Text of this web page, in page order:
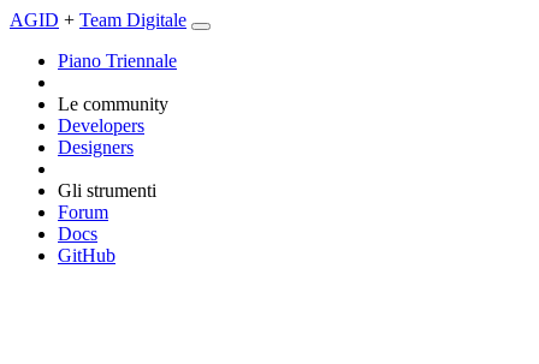
AGID + Team Digitale
Piano Triennale
Le community
Developers
Designers
Gli strumenti
Forum
Docs
GitHub